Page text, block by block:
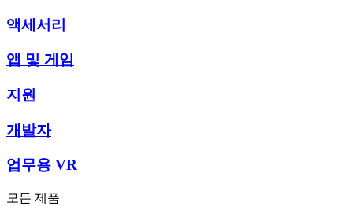
액세서리
앱 및 게임
지원
개발자
업무용 VR
모든 제품